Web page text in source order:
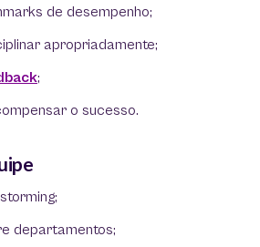
de desempenho;
apropriadamente;
;
o sucesso.
departamentos;